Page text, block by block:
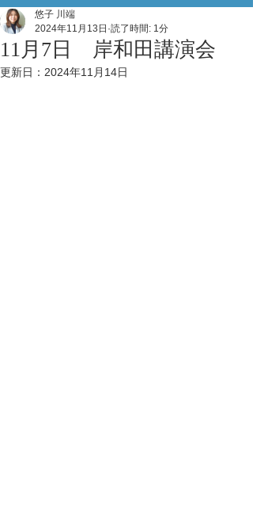
11月7日 岸和田講演会
悠子 川端
2024年11月13日 読了時間: 1分
更新日： 2024年11月14日